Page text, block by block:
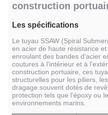
construction
Les spécifications
Le tuyau SSAW (Spiral
en acier de haute résistance
enroulant des bandes d'acier
coutures à l'intérieur et à
construction portuaire, ces
structurelles pour les piliers,
dragage.souvent dotés de
protection tels que l'époxy ou
environnements marins.